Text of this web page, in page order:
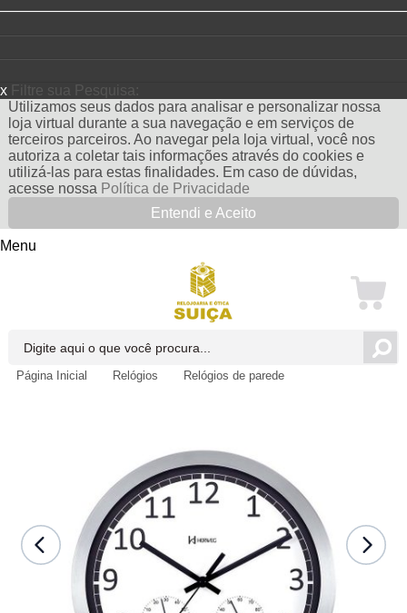
x Filtre sua Pesquisa:
Utilizamos seus dados para analisar e personalizar nossa
loja virtual durante a sua navegação e em serviços de
terceiros parceiros. Ao navegar pela loja virtual, você nos
autoriza a coletar tais informações através do cookies e
utilizá-las para estas finalidades. Em caso de dúvidas,
acesse nossa Política de Privacidade
Entendi e Aceito
Menu
Página Inicial Relógios Relógios de parede